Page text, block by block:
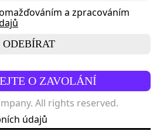
a zpracováním
ODEBÍRAT
O ZAVOLÁNÍ
All rights reserved.
údajů